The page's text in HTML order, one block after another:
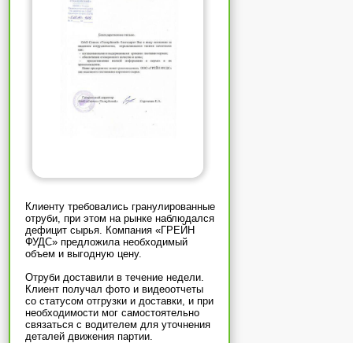
Клиенту требовались гранулированные
отруби, при этом на рынке наблюдался
дефицит сырья. Компания «ГРЕЙН
ФУДС» предложила необходимый
объем и выгодную цену.
Отруби доставили в течение недели.
Клиент получал фото и видеоотчеты
со статусом отгрузки и доставки, и при
необходимости мог самостоятельно
связаться с водителем для уточнения
деталей движения партии.